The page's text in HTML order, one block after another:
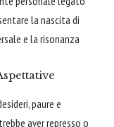
la nascita di
e la risonanza
paure e
aver represso o